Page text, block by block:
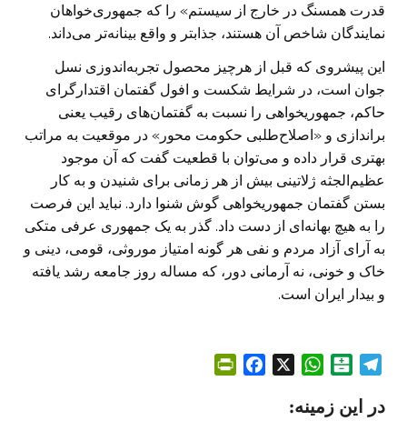
قدرت همسنگ در خارج از سیستم»‌ را که جمهوری‌خواهان
نمایندگان شاخص آن هستند، جذابتر و واقع بینانه‌تر می‌داند.
این پیشروی که قبل از هرچیز محصول تجربه‌اندوزی نسل
جوان است، در شرایط شکست و افول گفتمان اقتدارگرای
حاکم، جمهوریخواهی را نسبت به گفتمان‌های رقیب یعنی
براندازی و «اصلاح‌طلبی حکومت محور» در موقعیت به مراتب
بهتری قرار داده و می‌توان با قطعیت گفت که آن موجود
عظیم‌الجثه ژلاتینی بیش از هر زمانی برای شنیدن و به کار
بستن گفتمان جمهوریخواهی گوش شنوا دارد. نباید این فرصت
را به هیچ بهانه‌ای از دست داد. گذر به یک جمهوری عرفی متکی
به آرای آزاد مردم و نفی هر گونه امتیاز موروثی، قومی، دینی و
خاک و خونی، نه آرمانی دور، که مساله روز جامعه رشد یافته
و بیدار ایران است.‌‌‌‌‌
l
W
a
در این زمینه: